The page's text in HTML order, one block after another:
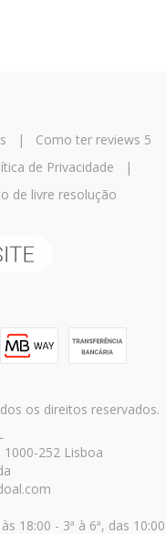
| Como ter reviews 5
de Privacidade |
de livre resolução
os direitos reservados.
1000-252 Lisboa
18:00 - 3ª à 6ª, das 10:00